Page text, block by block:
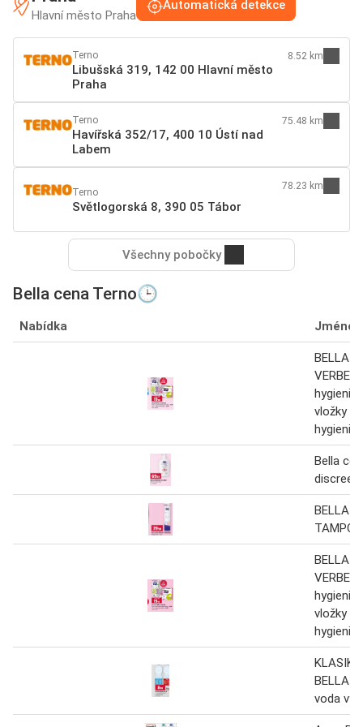
Hlavní město Praha
Automatická detekce
Terno
Libušská 319, 142 00 Hlavní město
Praha
8.52 km
Terno
Havířská 352/17, 400 10 Ústí nad
Labem
75.48 km
Terno
Světlogorská 8, 390 05 Tábor
78.23 km
Všechny pobočky
Bella cena Terno🕒
Nabídka Jméno
BELLA
vložky
Bella
discreet
BELLA
BELLA
vložky
KLASIK
BELLA
voda